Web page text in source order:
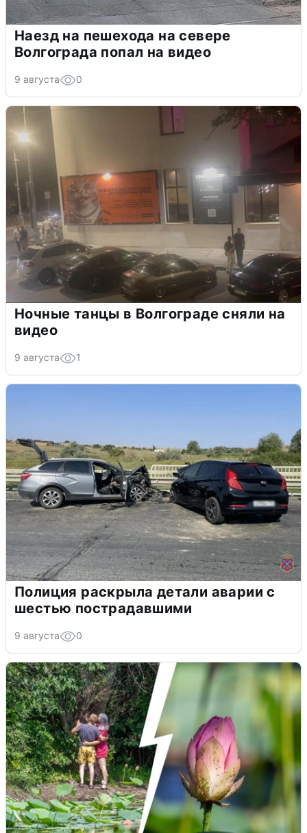
Наезд на пешехода на севере
Волгограда попал на видео
9 августа 0
Ночные танцы в Волгограде сняли на
видео
9 августа 1
Полиция раскрыла детали аварии с
шестью пострадавшими
9 августа 0